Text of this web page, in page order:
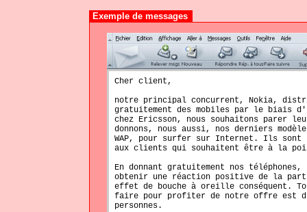
Exemple de messages
Cher client,
notre principal concurrent, Nokia,
gratuitement des mobiles par le biais
chez Ericsson, nous souhaitons parer
donnons, nous aussi, nos derniers
WAP, pour surfer sur Internet. Ils sont
aux clients qui souhaitent être à la
En donnant gratuitement nos téléphones,
obtenir une réaction positive de la
effet de bouche à oreille conséquent.
faire pour profiter de notre offre est
personnes.